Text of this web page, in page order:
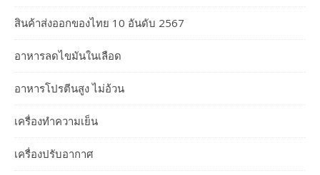
สินค้าส่งออกของไทย 10 อันดับ 2567
อาหารลดไขมันในเลือด
อาหารโปรตีนสูง ไม่อ้วน
เครื่องทำความเย็น
เครื่องปรับอากาศ